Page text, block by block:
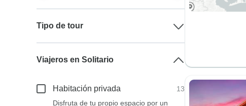
Tipo de tour
Viajeros en Solitario
Habitación privada
13
Disfruta de tu propio espacio por un